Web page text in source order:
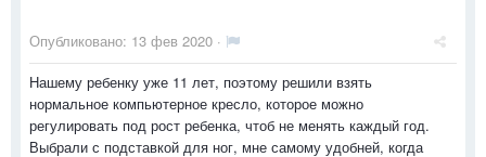
Опубликовано: 13 фев 2020 ·
Нашему ребенку уже 11 лет, поэтому решили взять
нормальное компьютерное кресло, которое можно
регулировать под рост ребенка, чтоб не менять каждый год.
Выбрали с подставкой для ног, мне самому удобней, когда